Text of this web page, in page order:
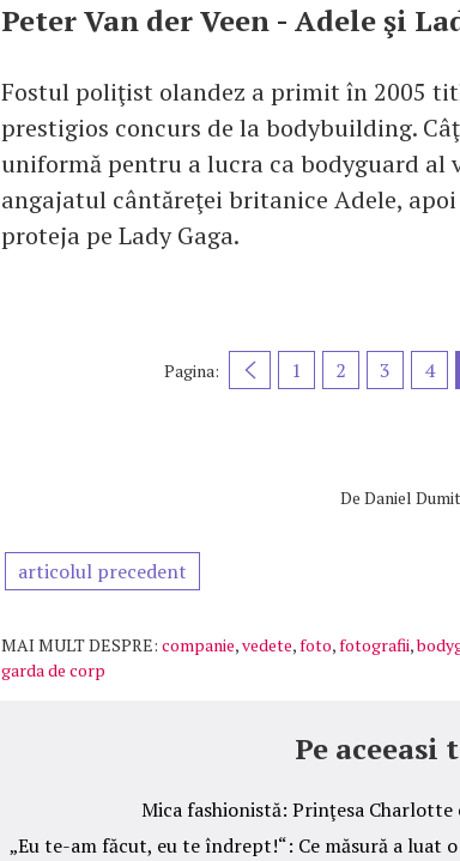
Peter Van der Veen - Adele şi
Fostul poliţist olandez a primit în 2005
prestigios concurs de la bodybuilding.
uniformă pentru a lucra ca bodyguard al
angajatul cântăreţei britanice Adele,
proteja pe Lady Gaga.
Pagina: 1 2 3 4
De Daniel
articolul precedent
MAI MULT DESPRE: companie,vedete,foto,fotografii,
garda de corp
Pe aceeasi
Mica fashionistă: Prinţesa Charlotte
„Eu te-am făcut, eu te îndrept!“: Ce măsură a luat